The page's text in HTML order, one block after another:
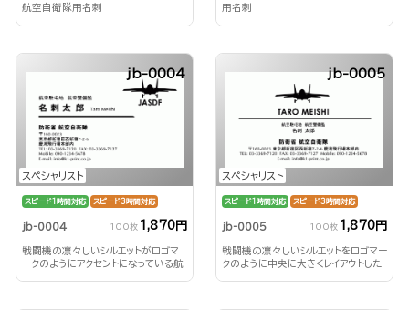
航空自衛隊用名刺
用名刺
スペシャリスト
jb-0004
スピード1時間対応 スピード3時間対応
jb-0004 100枚 1,870円
戦闘機の凛々しいシルエットがロゴマ
ークのようにアクセントになっている航
スペシャリスト
jb-0005
スピード1時間対応 スピード3時間対応
jb-0005 100枚 1,870円
戦闘機の凛々しいシルエットをロゴマー
クのように中央に大きくレイアウトした